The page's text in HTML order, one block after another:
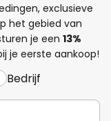
exclusieve
het gebied van
je een 13%
je eerste aankoop!
Bedrijf